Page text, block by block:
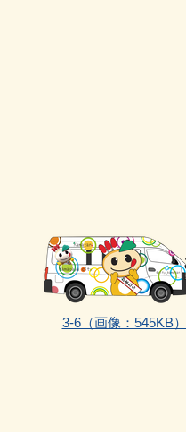
3‐6（画像：545KB）